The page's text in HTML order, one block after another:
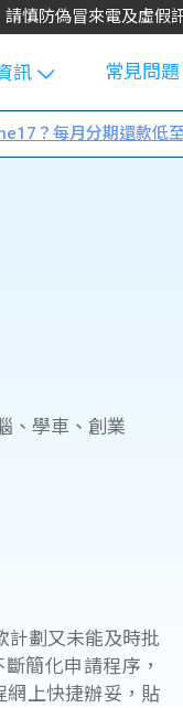
慎防偽冒來電及虛假
訊
生筍
常見問題
？每月分期還款低
、學車、創業
計劃又未能及時批
簡化申請程序，
網上快捷辦妥，貼